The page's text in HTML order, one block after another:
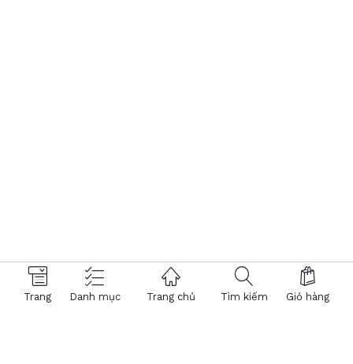
Trang Danh mục Trang chủ Tìm kiếm Giỏ hàng